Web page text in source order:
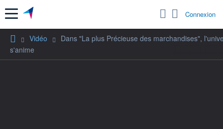
Menu Connexion
Vidéo
Dans "La plus Précieuse des marchandises",
s'anime